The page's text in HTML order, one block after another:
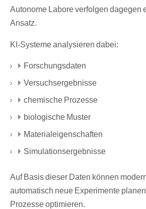
Autonome Labore verfolgen dagegen
Ansatz.
KI-Systeme analysieren dabei:
Forschungsdaten
Versuchsergebnisse
chemische Prozesse
biologische Muster
Materialeigenschaften
Simulationsergebnisse
Auf Basis dieser Daten können
automatisch neue Experimente
Prozesse optimieren.